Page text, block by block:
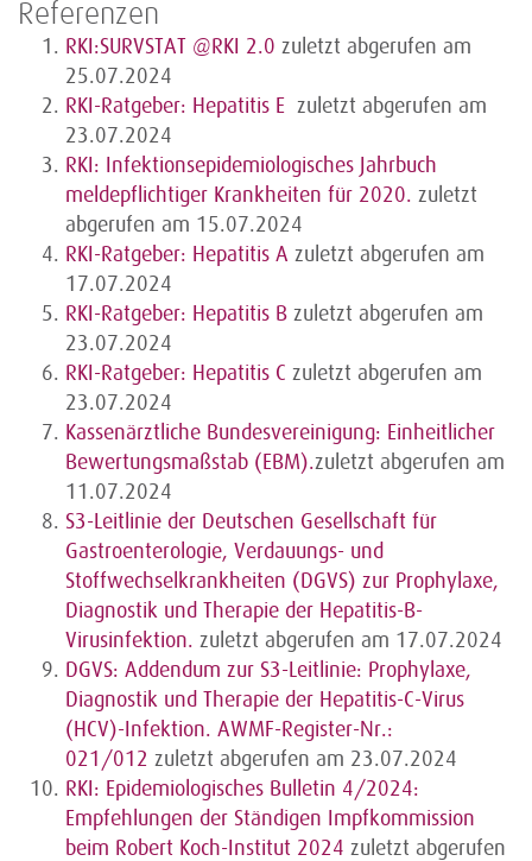
Referenzen
RKI:SURVSTAT @RKI 2.0 zuletzt abgerufen am
25.07.2024
RKI-Ratgeber: Hepatitis E zuletzt abgerufen am
23.07.2024
RKI: Infektionsepidemiologisches Jahrbuch
meldepflichtiger Krankheiten für 2020. zuletzt
abgerufen am 15.07.2024
RKI-Ratgeber: Hepatitis A zuletzt abgerufen am
17.07.2024
RKI-Ratgeber: Hepatitis B zuletzt abgerufen am
23.07.2024
RKI-Ratgeber: Hepatitis C zuletzt abgerufen am
23.07.2024
Kassenärztliche Bundesvereinigung: Einheitlicher
Bewertungsmaßstab (EBM).zuletzt abgerufen am
11.07.2024
S3-Leitlinie der Deutschen Gesellschaft für
Gastroenterologie, Verdauungs- und
Stoffwechselkrankheiten (DGVS) zur Prophylaxe,
Diagnostik und Therapie der Hepatitis-B-
Virusinfektion. zuletzt abgerufen am 17.07.2024
DGVS: Addendum zur S3-Leitlinie: Prophylaxe,
Diagnostik und Therapie der Hepatitis-C-Virus
(HCV)-Infektion. AWMF-Register-Nr.:
021/012 zuletzt abgerufen am 23.07.2024
RKI: Epidemiologisches Bulletin 4/2024:
Empfehlungen der Ständigen Impfkommission
beim Robert Koch-Institut 2024 zuletzt abgerufen